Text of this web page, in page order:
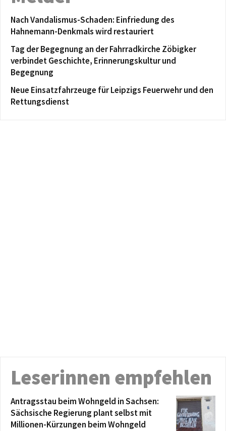
Nach Vandalismus-Schaden: Einfriedung des
Hahnemann-Denkmals wird restauriert
Tag der Begegnung an der Fahrradkirche Zöbigker
verbindet Geschichte, Erinnerungskultur und
Begegnung
Neue Einsatzfahrzeuge für Leipzigs Feuerwehr und den
Rettungsdienst
Leserinnen empfehlen
Antragsstau beim Wohngeld in Sachsen:
Sächsische Regierung plant selbst mit
Millionen-Kürzungen beim Wohngeld